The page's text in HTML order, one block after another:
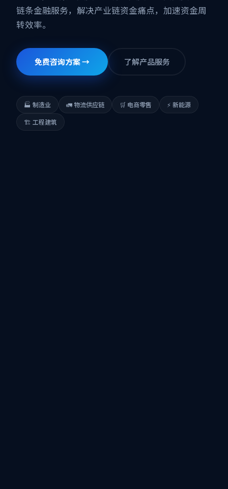
链条金融服务，解决产业链资金痛点，加速资金周
转效率。
免费咨询方案 → 了解产品服务
🏭 制造业 🚛 物流供应链 🛒 电商零售
⚡ 新能源
🏗 工程建筑